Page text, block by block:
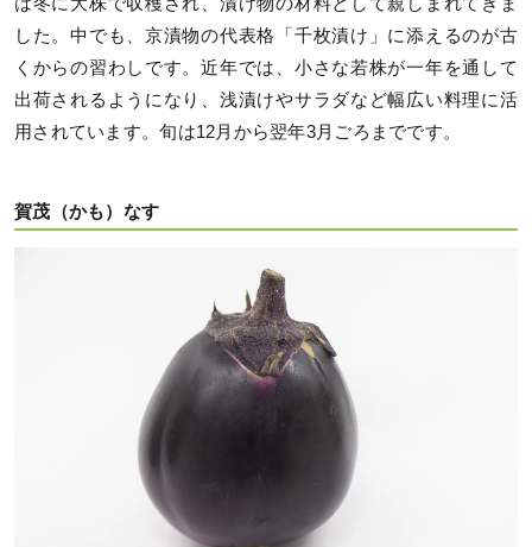
した。中でも、京漬物の代表格「千枚漬け」に添えるのが古
くからの習わしです。近年では、小さな若株が一年を通して
出荷されるようになり、浅漬けやサラダなど幅広い料理に活
用されています。旬は12月から翌年3月ごろまでです。
賀茂（かも）なす